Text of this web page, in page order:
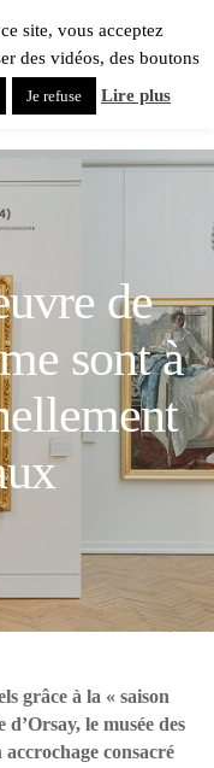
de
sont à
grâce à la « saison
le musée des
consacré
site, vous acceptez
des vidéos, des boutons
Je refuse Lire plus